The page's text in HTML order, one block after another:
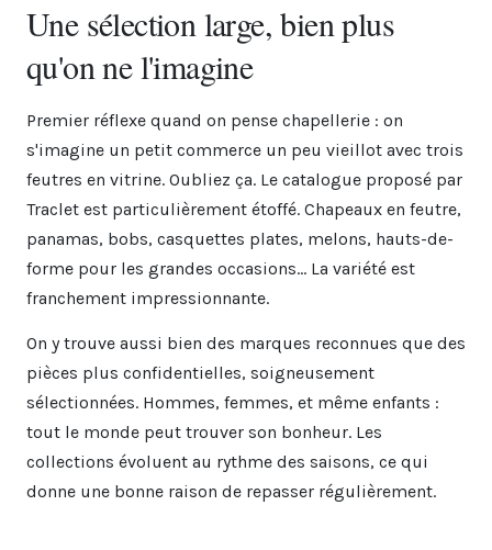
Une sélection large, bien plus
qu'on ne l'imagine
Premier réflexe quand on pense chapellerie : on
s'imagine un petit commerce un peu vieillot avec trois
feutres en vitrine. Oubliez ça. Le catalogue proposé par
Traclet est particulièrement étoffé. Chapeaux en feutre,
panamas, bobs, casquettes plates, melons, hauts-de-
forme pour les grandes occasions... La variété est
franchement impressionnante.
On y trouve aussi bien des marques reconnues que des
pièces plus confidentielles, soigneusement
sélectionnées. Hommes, femmes, et même enfants :
tout le monde peut trouver son bonheur. Les
collections évoluent au rythme des saisons, ce qui
donne une bonne raison de repasser régulièrement.